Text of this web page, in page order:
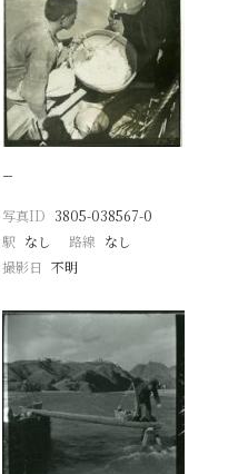
−
写真ID 3805-038567-0
駅 なし 路線 なし
撮影日 不明